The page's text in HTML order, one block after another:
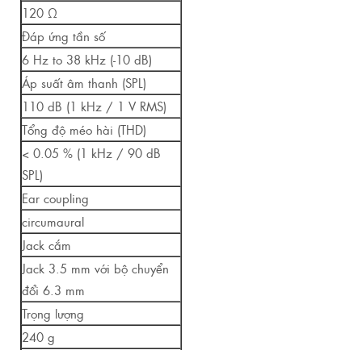
120 Ω
Đáp ứng tần số
6 Hz to 38 kHz (-10 dB)
Áp suất âm thanh (SPL)
110 dB (1 kHz / 1 V RMS)
Tổng độ méo hài (THD)
< 0.05 % (1 kHz / 90 dB
SPL)
Ear coupling
circumaural
Jack cắm
Jack 3.5 mm với bộ chuyển
đổi 6.3 mm
Trọng lượng
240 g